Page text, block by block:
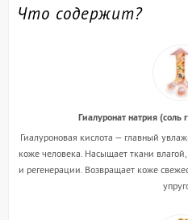
Что содержит?
Гиалуронат натрия (соль
Гиалуроновая кислота — главный
коже человека. Насыщает ткани
и регенерации. Возвращает коже